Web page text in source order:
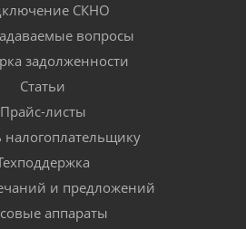
СКНО
вопросы
задолженности
Статьи
Прайс-листы
и предложений
аппараты